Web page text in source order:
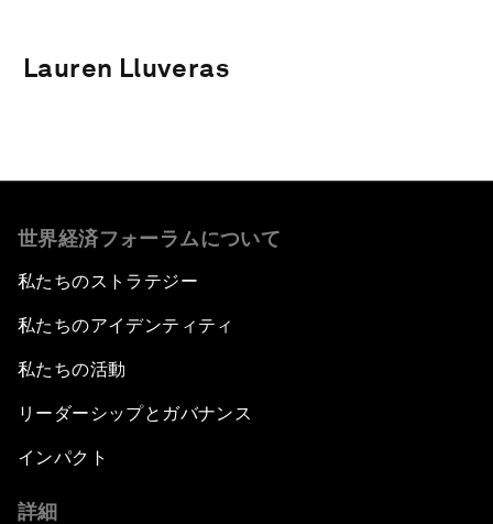
Lauren Lluveras
世界経済フォーラムについて
私たちのストラテジー
私たちのアイデンティティ
私たちの活動
リーダーシップとガバナンス
インパクト
詳細